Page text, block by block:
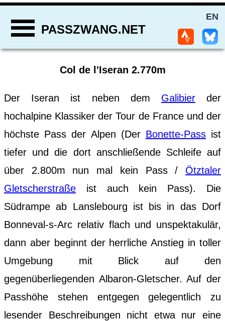
EN
PASSZWANG.NET
Col de l'Iseran 2.770m
Der Iseran ist neben dem Galibierder
hochalpine Klassiker der Tour de France und der
höchste Pass der Alpen (Der Bonette-Passist
tiefer und die dort anschließende Schleife auf
über 2.800m nun mal kein Pass / Ötztaler
Gletscherstraße ist auch kein Pass). Die
Südrampe ab Lanslebourg ist bis in das Dorf
Bonneval-s-Arc relativ flach und unspektakulär,
dann aber beginnt der herrliche Anstieg in toller
Umgebung mit Blick auf den
gegenüberliegenden Albaron-Gletscher. Auf der
Passhöhe stehen entgegen gelegentlich zu
lesender Beschreibungen nicht etwa nur eine